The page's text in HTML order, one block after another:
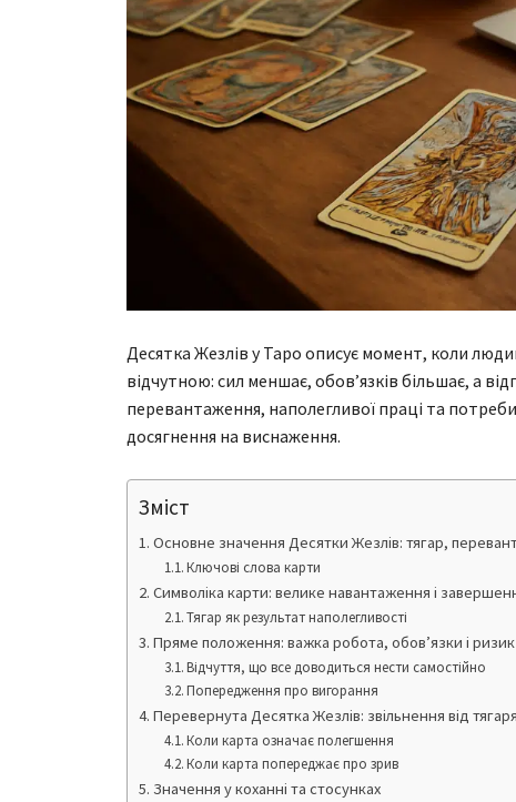
Десятка Жезлів у Таро описує момент, коли
відчутною: сил меншає, обов’язків більшає, а
перевантаження, наполегливої праці та
досягнення на виснаження.
Зміст
Основне значення Десятки Жезлів: тягар,
Ключові слова карти
Символіка карти: велике навантаження і
Тягар як результат наполегливості
Пряме положення: важка робота, обов’язки і
Відчуття, що все доводиться нести самостійно
Попередження про вигорання
Перевернута Десятка Жезлів: звільнення від
Коли карта означає полегшення
Коли карта попереджає про зрив
Значення у коханні та стосунках